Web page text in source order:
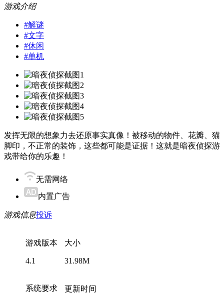
游戏介绍
#解谜
#文字
#休闲
#单机
发挥无限的想象力去还原事实真像！被移动的物件、花瓣、猫
脚印，不正常的装饰，这些都可能是证据！这就是暗夜侦探游
戏带给你的乐趣！
无需网络
内置广告
游戏信息投诉
游戏版本
4.1
大小
31.98M
系统要求 更新时间